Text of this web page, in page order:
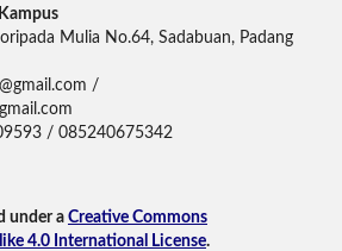
Mulia No.64, Sadabuan, Padang
/
/ 085240675342
under a Creative Commons
4.0 International License.